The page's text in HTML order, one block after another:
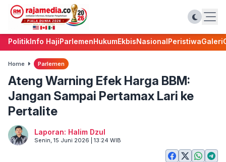
PolitikInfo HajiParlemenHukumEkbisNasionalPeristiwaGaleri
Home Parlemen
Ateng Warning Efek Harga BBM:
Jangan Sampai Pertamax Lari ke
Pertalite
Laporan: Halim Dzul
Senin, 15 Juni 2026 | 13:24 WIB